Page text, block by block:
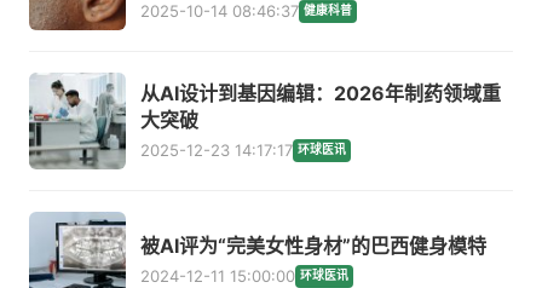
2025-10-14 08:46:37 健康科普
从AI设计到基因编辑：2026年制药领域重
大突破
2025-12-23 14:17:17 环球医讯
被AI评为“完美女性身材”的巴西健身模特
2024-12-11 15:00:00 环球医讯